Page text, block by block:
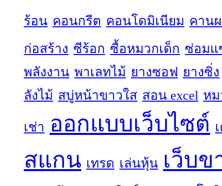
ร้อน คอนกรีต คอนโดมิเนียม คาน
ก่อสร้าง ซีร้อก ซื้อหมวกเด็ก ซ่อมแ
พลังงาน พาเลทไม้ ยางซอฟ ยางซิ่ง
ลังไม้ สบู่หน้าขาวใส สอน excel หม
เช่า ออกแบบเว็บไซต์
สแกน เทรด เล่นหุ้น เว็บข